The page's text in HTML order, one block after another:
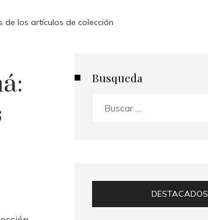
los artículos de colección
Busqueda
DESTACADOS